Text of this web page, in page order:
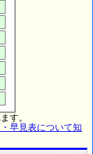
す。
早見表について知